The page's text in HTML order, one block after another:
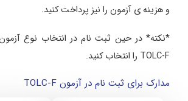
و هزینه ی آزمون را نیز پرداخت کنید.
*نکته* در حین ثبت نام در انتخاب نوع
TOLC-F را انتخاب کنید.
مدارک برای ثبت نام در آزمون TOLC-F